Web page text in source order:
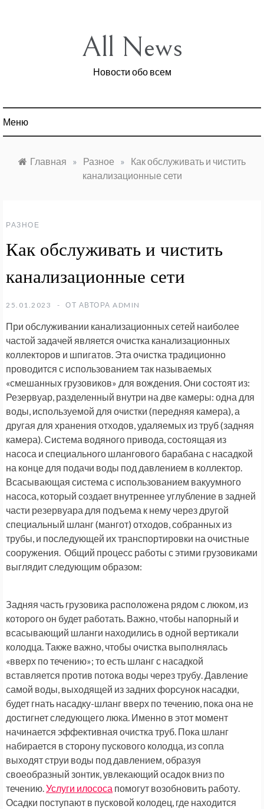
All News
Новости обо всем
Меню
Главная » Разное »
Как обслуживать и чистить
канализационные сети
РАЗНОЕ
Как обслуживать и чистить
канализационные сети
25.01.2023 ОТ АВТОРА ADMIN
При обслуживании канализационных сетей наиболее
частой задачей является очистка канализационных
коллекторов и шпигатов. Эта очистка традиционно
проводится с использованием так называемых
«смешанных грузовиков» для вождения. Они состоят из:
Резервуар, разделенный внутри на две камеры: одна для
воды, используемой для очистки (передняя камера), а
другая для хранения отходов, удаляемых из труб (задняя
камера). Система водяного привода, состоящая из
насоса и специального шлангового барабана с насадкой
на конце для подачи воды под давлением в коллектор.
Всасывающая система с использованием вакуумного
насоса, который создает внутреннее углубление в задней
части резервуара для подъема к нему через другой
специальный шланг (мангот) отходов, собранных из
трубы, и последующей их транспортировки на очистные
сооружения. Общий процесс работы с этими грузовиками
выглядит следующим образом:
Задняя часть грузовика расположена рядом с люком, из
которого он будет работать. Важно, чтобы напорный и
всасывающий шланги находились в одной вертикали
колодца. Также важно, чтобы очистка выполнялась
«вверх по течению»; то есть шланг с насадкой
вставляется против потока воды через трубу. Давление
самой воды, выходящей из задних форсунок насадки,
будет гнать насадку-шланг вверх по течению, пока она не
достигнет следующего люка. Именно в этот момент
начинается эффективная очистка труб. Пока шланг
набирается в сторону пускового колодца, из сопла
выходят струи воды под давлением, образуя
своеобразный зонтик, увлекающий осадок вниз по
течению.Услуги илососа помогут возобновить работу.
Осадки поступают в пусковой колодец, где находится